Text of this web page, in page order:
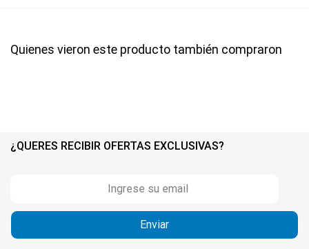
Quienes vieron este producto también compraron
¿QUERES RECIBIR OFERTAS EXCLUSIVAS?